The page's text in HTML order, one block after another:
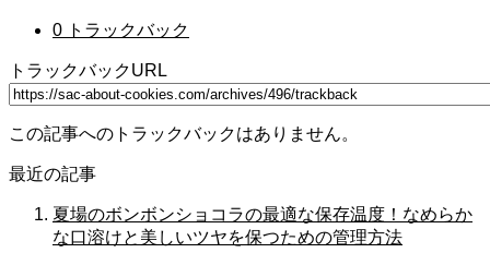
0 トラックバック
トラックバックURL
この記事へのトラックバックはありません。
最近の記事
夏場のボンボンショコラの最適な保存温度！なめらか
な口溶けと美しいツヤを保つための管理方法